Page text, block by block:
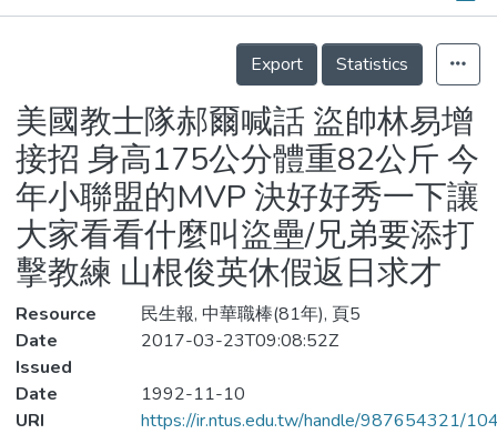
Statistics
Details
Export
Statistics
美國教士隊郝爾喊話 盜帥林易增
接招 身高175公分體重82公斤 今
年小聯盟的MVP 決好好秀一下讓
大家看看什麼叫盜壘/兄弟要添打
擊教練 山根俊英休假返日求才
Resource
民生報, 中華職棒(81年), 頁5
Date
Issued
2017-03-23T09:08:52Z
Date
1992-11-10
URI
https://ir.ntus.edu.tw/handle/987654321/